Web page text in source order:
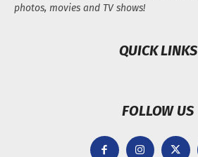
photos, movies and TV shows!
QUICK LINKS
FOLLOW US